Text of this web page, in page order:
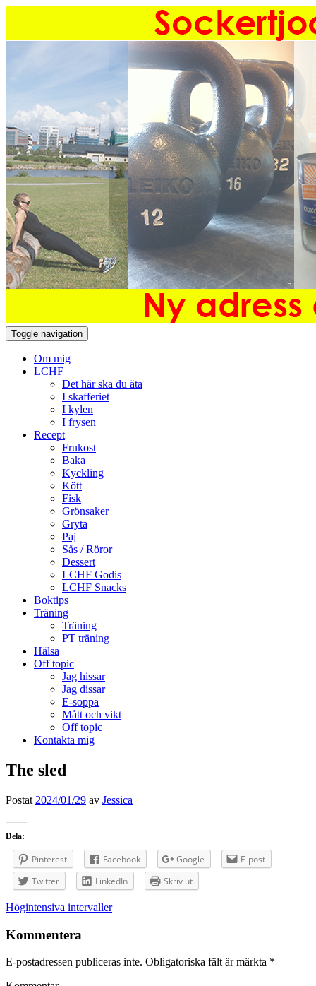
Toggle navigation
Om mig
LCHF
Det här ska du äta
I skafferiet
I kylen
I frysen
Recept
Frukost
Baka
Kyckling
Kött
Fisk
Grönsaker
Gryta
Paj
Sås / Röror
Dessert
LCHF Godis
LCHF Snacks
Boktips
Träning
Träning
PT träning
Hälsa
Off topic
Jag hissar
Jag dissar
E-soppa
Mått och vikt
Off topic
Kontakta mig
The sled
Postat 2024/01/29 av Jessica
Dela:
Pinterest Facebook Google
E-post
Twitter
LinkedIn Skriv ut
Inläggsnavigering
Högintensiva intervaller
Kommentera
E-postadressen publiceras inte. Obligatoriska fält är märkta *